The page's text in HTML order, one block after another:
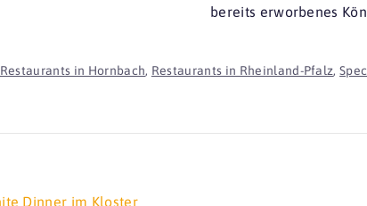
bereits erworbenes
Restaurants in Hornbach, Restaurants in Rheinland-Pfalz,